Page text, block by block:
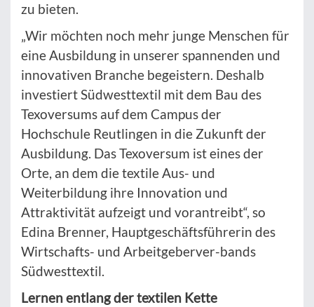
zu bieten.
„Wir möchten noch mehr junge Menschen für
eine Ausbildung in unserer spannenden und
innovativen Branche begeistern. Deshalb
investiert Südwesttextil mit dem Bau des
Texoversums auf dem Campus der
Hochschule Reutlingen in die Zukunft der
Ausbildung. Das Texoversum ist eines der
Orte, an dem die textile Aus- und
Weiterbildung ihre Innovation und
Attraktivität aufzeigt und vorantreibt“, so
Edina Brenner, Hauptgeschäftsführerin des
Wirtschafts- und Arbeitgeberver-bands
Südwesttextil.
Lernen entlang der textilen Kette